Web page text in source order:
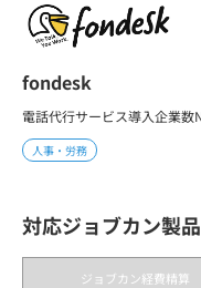
fondesk
人事・労務
対応ジョブカン製品
ジョブカン経費精算